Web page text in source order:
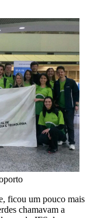
ficou um pouco mais
chamavam a